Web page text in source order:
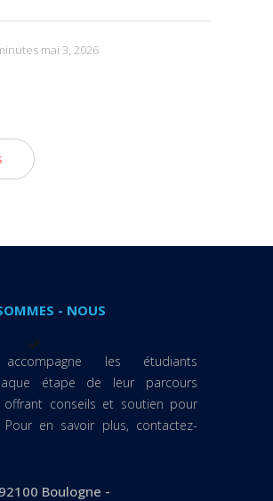
mai 3, 2026
- NOUS
accompagne les étudiants
étape de leur parcours
offrant conseils et soutien pour
en savoir plus, contactez-
Boulogne -